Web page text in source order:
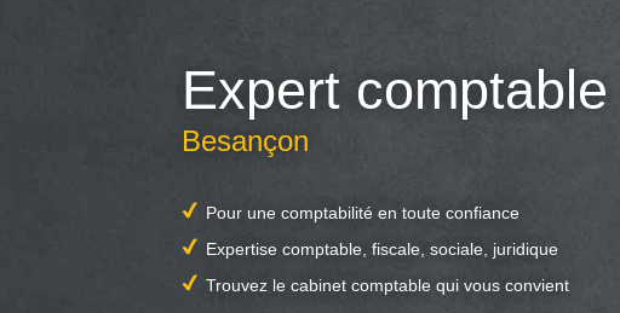
Expert comptable
Besançon
Pour une comptabilité en toute confiance
Expertise comptable, fiscale, sociale, juridique
Trouvez le cabinet comptable qui vous convient